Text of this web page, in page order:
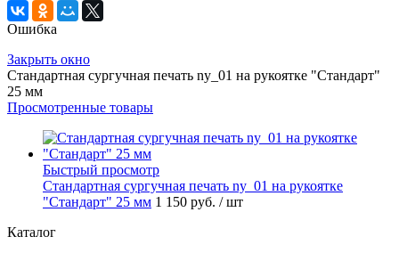
Ошибка
Закрыть окно
Стандартная сургучная печать ny_01 на рукоятке "Стандарт"
25 мм
Просмотренные товары
Быстрый просмотр
Стандартная сургучная печать ny_01 на рукоятке
"Стандарт" 25 мм 1 150 руб. / шт
Каталог